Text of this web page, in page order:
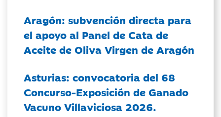
Aragón: subvención directa para
el apoyo al Panel de Cata de
Aceite de Oliva Virgen de Aragón
Asturias: convocatoria del 68
Concurso-Exposición de Ganado
Vacuno Villaviciosa 2026.